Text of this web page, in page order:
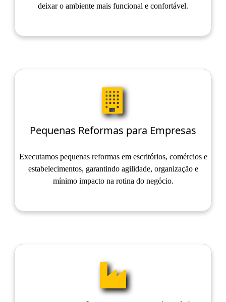
deixar o ambiente mais funcional e confortável.
Pequenas Reformas para Empresas
Executamos pequenas reformas em escritórios, comércios e
estabelecimentos, garantindo agilidade, organização e
mínimo impacto na rotina do negócio.